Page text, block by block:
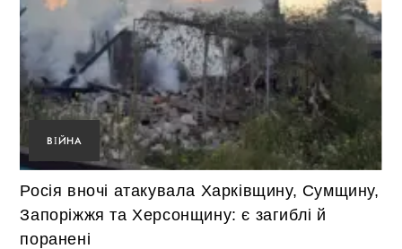
ВІЙНА
Росія вночі атакувала Харківщину, Сумщину,
Запоріжжя та Херсонщину: є загиблі й
поранені